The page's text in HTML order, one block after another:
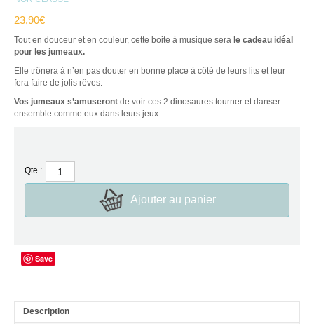
23,90€
Tout en douceur et en couleur, cette boite à musique sera le cadeau idéal
pour les jumeaux.
Elle trônera à n’en pas douter en bonne place à côté de leurs lits et leur
fera faire de jolis rêves.
Vos jumeaux s’amuseront de voir ces 2 dinosaures tourner et danser
ensemble comme eux dans leurs jeux.
Qte :
Ajouter au panier
Save
Description